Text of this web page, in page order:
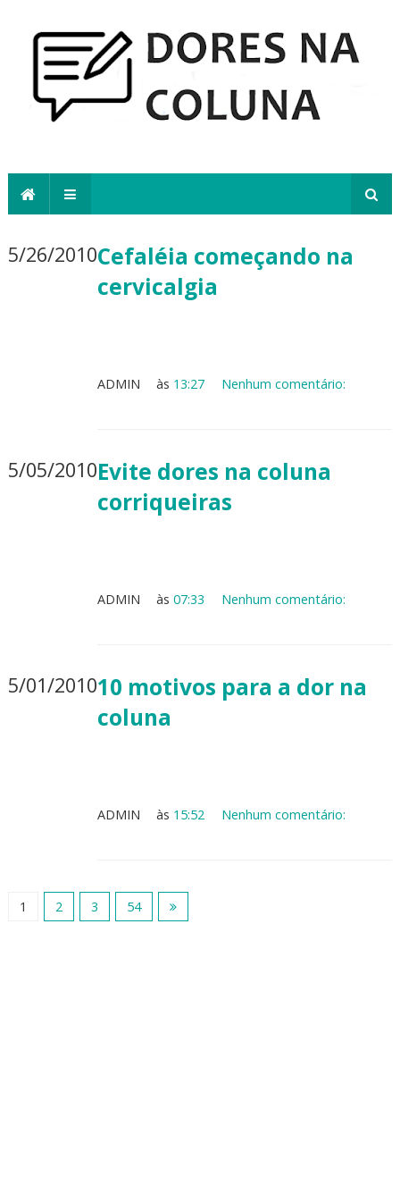
5/26/2010Cefaléia começando na
cervicalgia
ADMIN às 13:27 Nenhum comentário:
5/05/2010Evite dores na coluna
corriqueiras
ADMIN às07:33 Nenhum comentário:
5/01/201010 motivos para a dor na
coluna
ADMIN às 15:52 Nenhum comentário:
1 2 3 54